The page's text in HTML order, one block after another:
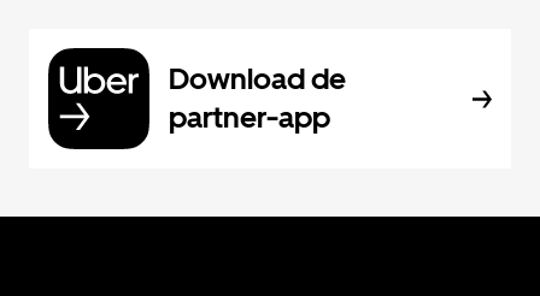
Download de
partner-app